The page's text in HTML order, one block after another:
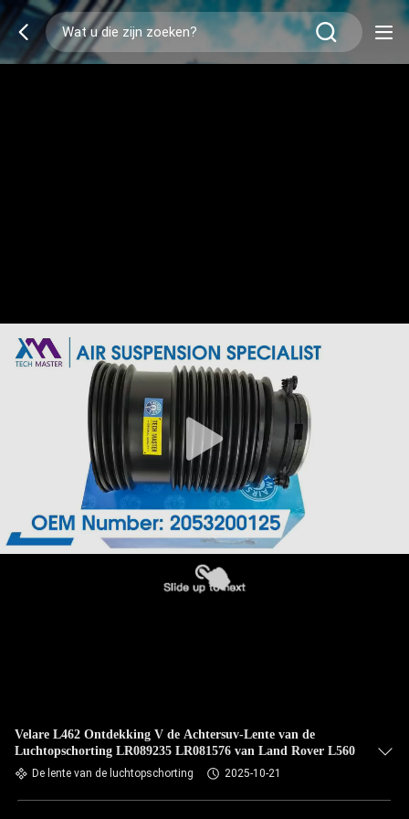
Velare L462 Ontdekking V de Achtersuv-Lente van de
Luchtopschorting LR089235 LR081576 van Land Rover L560
De lente van de luchtopschorting 2025-10-21